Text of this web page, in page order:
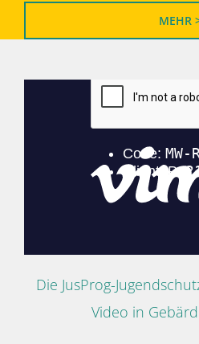
MEHR
Die JusProg-
Video in